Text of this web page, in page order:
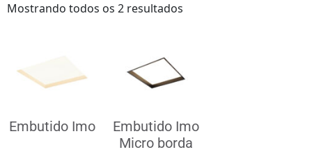
Mostrando todos os 2 resultados
Embutido Imo
Embutido Imo
Micro borda